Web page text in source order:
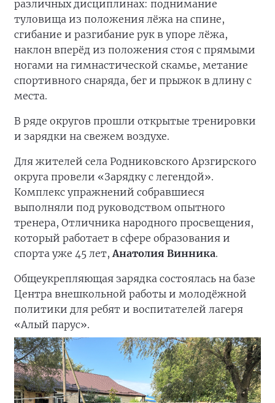
различных дисциплинах: поднимание
туловища из положения лёжа на спине,
сгибание и разгибание рук в упоре лёжа,
наклон вперёд из положения стоя с прямыми
ногами на гимнастической скамье, метание
спортивного снаряда, бег и прыжок в длину с
места.
В ряде округов прошли открытые тренировки
и зарядки на свежем воздухе.
Для жителей села Родниковского Арзгирского
округа провели «Зарядку с легендой».
Комплекс упражнений собравшиеся
выполняли под руководством опытного
тренера, Отличника народного просвещения,
который работает в сфере образования и
спорта уже 45 лет, Анатолия Винника.
Общеукрепляющая зарядка состоялась на базе
Центра внешкольной работы и молодёжной
политики для ребят и воспитателей лагеря
«Алый парус».